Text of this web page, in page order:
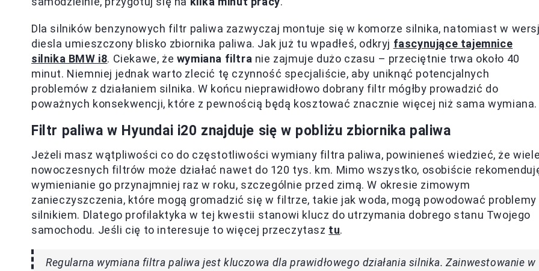
Dla silników benzynowych filtr paliwa zazwyczaj montuje się w komorze silnika, natomiast w
diesla umieszczony blisko zbiornika paliwa. Jak już tu wpadłeś, odkryj fascynujące tajemnice
silnika BMW i8. Ciekawe, że wymiana filtra nie zajmuje dużo czasu – przeciętnie trwa około 40
minut. Niemniej jednak warto zlecić tę czynność specjaliście, aby uniknąć potencjalnych
problemów z działaniem silnika. W końcu nieprawidłowo dobrany filtr mógłby prowadzić do
poważnych konsekwencji, które z pewnością będą kosztować znacznie więcej niż sama wymiana.
Filtr paliwa w Hyundai i20 znajduje się w pobliżu zbiornika paliwa
Jeżeli masz wątpliwości co do częstotliwości wymiany filtra paliwa, powinieneś wiedzieć, że
nowoczesnych filtrów może działać nawet do 120 tys. km. Mimo wszystko, osobiście
wymienianie go przynajmniej raz w roku, szczególnie przed zimą. W okresie zimowym
zanieczyszczenia, które mogą gromadzić się w filtrze, takie jak woda, mogą powodować problemy
silnikiem. Dlatego profilaktyka w tej kwestii stanowi klucz do utrzymania dobrego stanu Twojego
samochodu. Jeśli cię to interesuje to więcej przeczytasz tu.
Regularna wymiana filtra paliwa jest kluczowa dla prawidłowego działania silnika. Zainwestowanie w